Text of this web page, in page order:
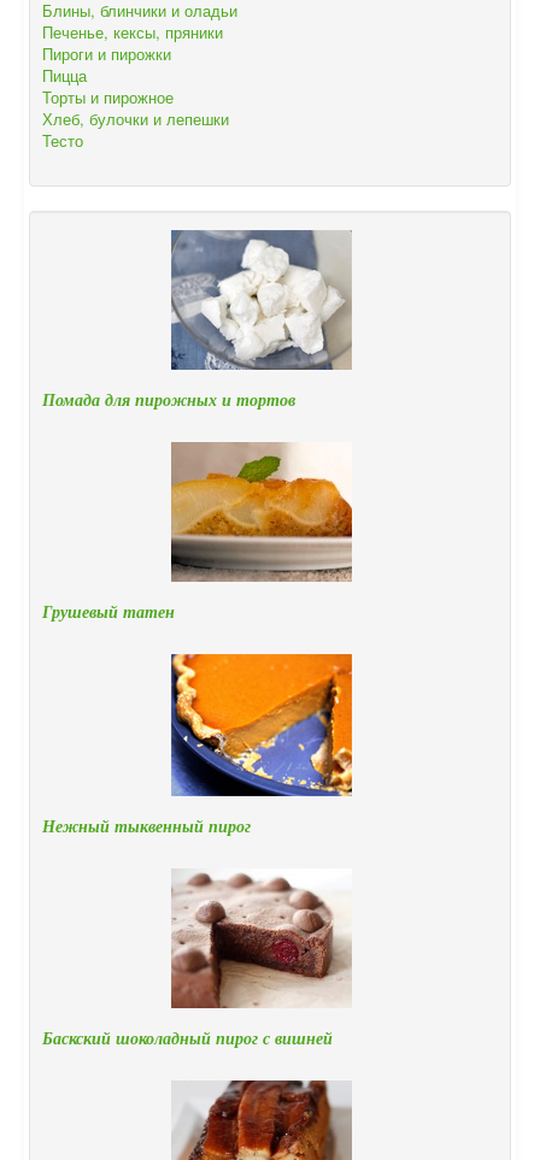
Блины, блинчики и оладьи
Печенье, кексы, пряники
Пироги и пирожки
Пицца
Торты и пирожное
Хлеб, булочки и лепешки
Тесто
Помада для пирожных и тортов
Грушевый татен
Нежный тыквенный пирог
Баскский шоколадный пирог с вишней